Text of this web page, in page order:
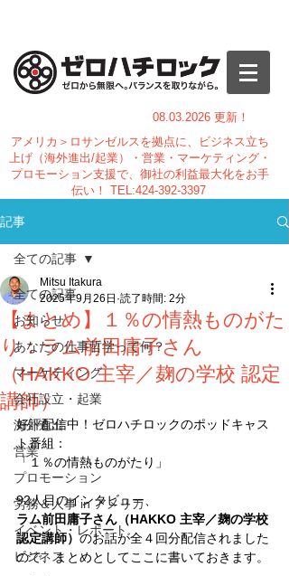
08.03.2026 更新！
アメリカ＞ロサンゼルスを拠点に、ビジネス立ち
上げ（海外進出/起業）・営業・マーケティング・
プロモーション支援で、御社の利益最大化をお手
伝い！ TEL:424-392-3397
記事
全ての記事
お知らせ
あなたの仕事哲学って何？
マーケティング
会社設立・起業
海外進出
営業
プロモーション
労務＆人事 in アメリカ
イベント・レポート
ビジネス
全ての記事
【まとめ】１％の情熱ものがた
り：ラム前田庸子さん
（HAKKO 主宰／麹の学校 認定
講師）
Mitsu Itakura
2025年9月26日 読了時間: 2分
好評配信中！ゼロハチロックのポッドキャス
ト番組：
「１％の情熱ものがたり」
92人目のインタビュー、
ラム前田庸子さん（HAKKO 主宰／麹の学校
認定講師）のお話が全４回分配信されました
ので、まとめとしてここに書いておきます。